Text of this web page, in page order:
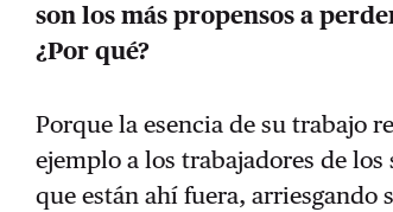
son los más propensos a
¿Por qué?
Porque la esencia de su trabajo
ejemplo a los trabajadores de
que están ahí fuera, arriesgando